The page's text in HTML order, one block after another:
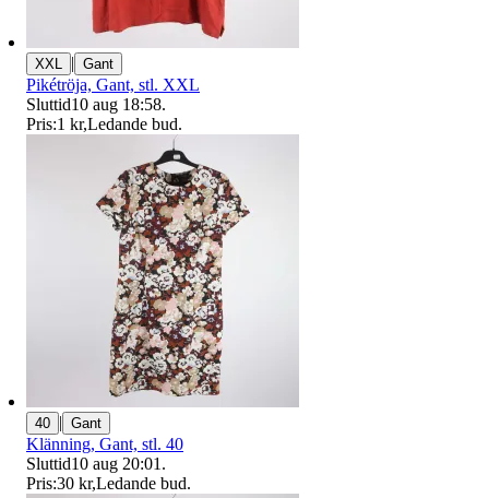
XXL | Gant
Pikétröja, Gant, stl. XXL
Sluttid10 aug 18:58.
Pris:1 kr,Ledande bud.
40 | Gant
Klänning, Gant, stl. 40
Sluttid10 aug 20:01 .
Pris:30 kr,Ledande bud.